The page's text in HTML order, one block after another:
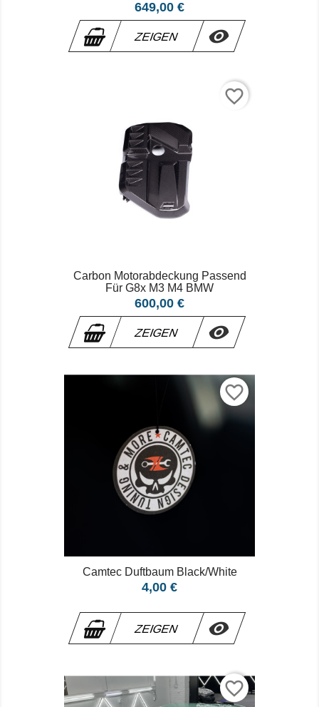
Preis
649,00 €
ZEIGEN 
favorite_border
Carbon Motorabdeckung Passend
Für G8x M3 M4 BMW
Preis
600,00 €
ZEIGEN 
favorite_border
Camtec Duftbaum Black/white
Preis
4,00 €
ZEIGEN 
favorite_border